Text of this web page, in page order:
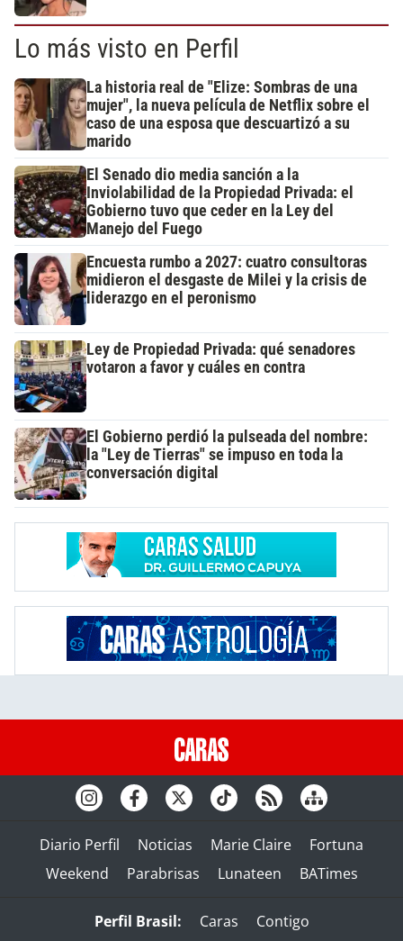
Lo más visto en Perfil
La historia real de "Elize: Sombras de una
mujer", la nueva película de Netflix sobre el
caso de una esposa que descuartizó a su
marido
El Senado dio media sanción a la
Inviolabilidad de la Propiedad Privada: el
Gobierno tuvo que ceder en la Ley del
Manejo del Fuego
Encuesta rumbo a 2027: cuatro consultoras
midieron el desgaste de Milei y la crisis de
liderazgo en el peronismo
Ley de Propiedad Privada: qué senadores
votaron a favor y cuáles en contra
El Gobierno perdió la pulseada del nombre:
la "Ley de Tierras" se impuso en toda la
conversación digital
Diario Perfil Noticias Marie Claire
Fortuna
Weekend
Parabrisas Lunateen BATimes
Perfil Brasil: Caras
Contigo